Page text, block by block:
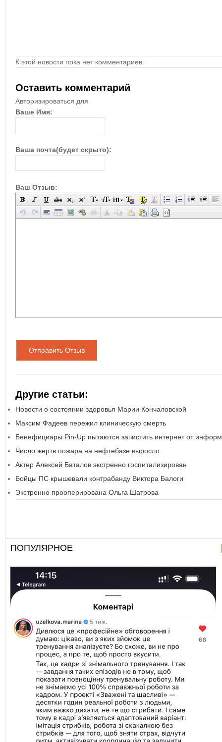
К этой новости пока нет комментариев.
Оставить комментарий
Авторизироваться для
Ваше Имя:
Ваша почта(будет скрыто):
Ваш Отзыв:
Отправить Отзыв
Другие статьи:
Новости о состоянии здоровья Марии Кончаловской
Максим Фадеев пережил клиническую смерть
Бенефициары Pin-Up пытаются зачистить интернет от
Число жертв пожара на нефтебазе выросло
Актер Алексей Баталов экстренно госпитализирован
Бойцы ПС крышевали контрабанду Виктора Балоги
Экстренно прооперирована Ольга Шатрова
ПОПУЛЯРНОЕ